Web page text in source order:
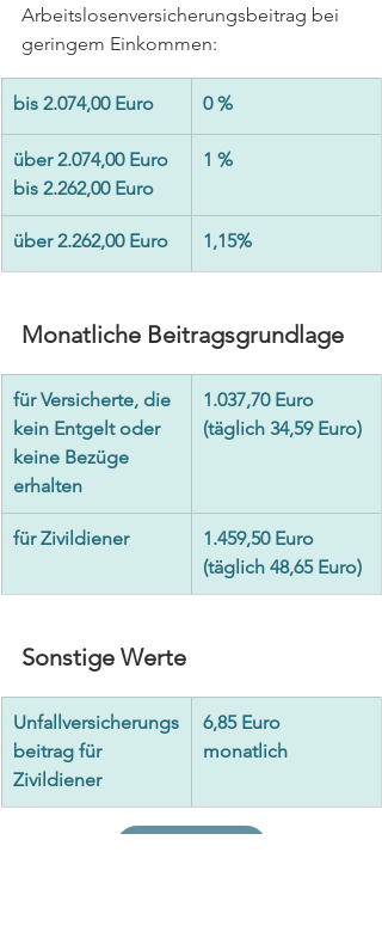
Arbeitslosenversicherungsbeitrag bei
geringem Einkommen:
bis 2.074,00 Euro 0 %
über 2.074,00 Euro
bis 2.262,00 Euro
1 %
über 2.262,00 Euro 1,15%
Monatliche Beitragsgrundlage
für Versicherte, die
kein Entgelt oder
keine Bezüge
erhalten
1.037,70 Euro
(täglich 34,59 Euro)
für Zivildiener
1.459,50 Euro
(täglich 48,65 Euro)
Sonstige Werte
Unfallversicherungs
beitrag für
Zivildiener
6,85 Euro
monatlich